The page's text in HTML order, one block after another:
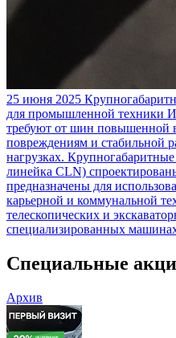
25 июня 2025
для промышленной техники
требуют от шин повышенной
повреждениям и стабильной
нагрузках.
линейка CLN)
предназначены для
карьерной и коммунальной
телескопических и
специализированных
Специальные
Архив